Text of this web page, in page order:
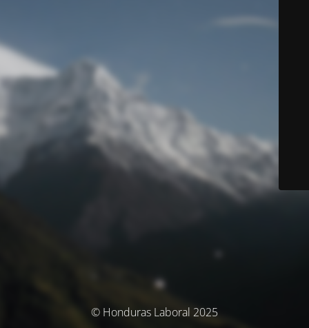
© Honduras Laboral 2025